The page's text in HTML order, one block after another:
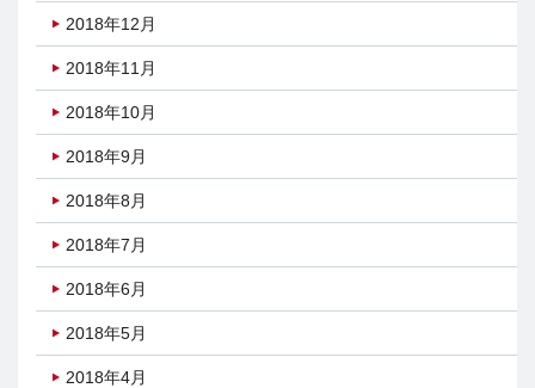
2018年12月
2018年11月
2018年10月
2018年9月
2018年8月
2018年7月
2018年6月
2018年5月
2018年4月